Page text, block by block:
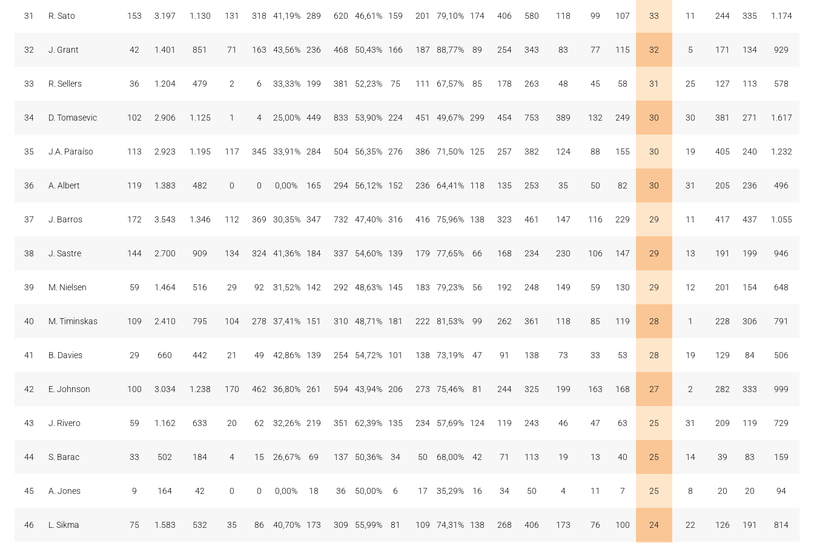
31 R. Sato 153 3.197 1.130 131 318 41,19% 289 620 46,61% 159 201 79,10% 174 406 580 118 99 107 33 11 244 335 1.174
32 J. Grant 42 1.401 851 71 163 43,56% 236 468 50,43% 166 187 88,77% 89 254 343 83 77 115 32 5 171 134 929
33 R. Sellers 36 1.204 479 2 6 33,33% 199 381 52,23% 75 111 67,57% 85 178 263 48 45 58 31 25 127 113 578
34 D. Tomasevic 102 2.906 1.125 1 4 25,00% 449 833 53,90% 224 451 49,67% 299 454 753 389 132 249 30 30 381 271 1.617
35 J.A. Paraíso 113 2.923 1.195 117 345 33,91% 284 504 56,35% 276 386 71,50% 125 257 382 124 88 155 30 19 405 240 1.232
36 A. Albert 119 1.383 482 0 0 0,00% 165 294 56,12% 152 236 64,41% 118 135 253 35 50 82 30 31 205 236 496
37 J. Barros 172 3.543 1.346 112 369 30,35% 347 732 47,40% 316 416 75,96% 138 323 461 147 116 229 29 11 417 437 1.055
38 J. Sastre 144 2.700 909 134 324 41,36% 184 337 54,60% 139 179 77,65% 66 168 234 230 106 147 29 13 191 199 946
39 M. Nielsen 59 1.464 516 29 92 31,52% 142 292 48,63% 145 183 79,23% 56 192 248 149 59 130 29 12 201 154 648
40 M. Timinskas 109 2.410 795 104 278 37,41% 151 310 48,71% 181 222 81,53% 99 262 361 118 85 119 28 1 228 306 791
41 B. Davies 29 660 442 21 49 42,86% 139 254 54,72% 101 138 73,19% 47 91 138 73 33 53 28 19 129 84 506
42 E. Johnson 100 3.034 1.238 170 462 36,80% 261 594 43,94% 206 273 75,46% 81 244 325 199 163 168 27 2 282 333 999
43 J. Rivero 59 1.162 633 20 62 32,26% 219 351 62,39% 135 234 57,69% 124 119 243 46 47 63 25 31 209 119 729
44 S. Barac 33 502 184 4 15 26,67% 69 137 50,36% 34 50 68,00% 42 71 113 19 13 40 25 14 39 83 159
45 A. Jones 9 164 42 0 0 0,00% 18 36 50,00% 6 17 35,29% 16 34 50 4 11 7 25 8 20 20 94
46 L. Sikma 75 1.583 532 35 86 40,70% 173 309 55,99% 81 109 74,31% 138 268 406 173 76 100 24 22 126 191 814